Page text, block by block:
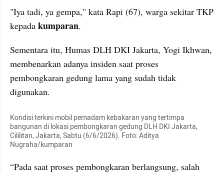
"Iya tadi, ya gempa," kata Rapi (67), warga sekitar TKP
kepada kumparan.
Sementara itu, Humas DLH DKI Jakarta, Yogi Ikhwan,
membenarkan adanya insiden saat proses
pembongkaran gedung lama yang sudah tidak
digunakan.
Kondisi terkini mobil pemadam kebakaran yang tertimpa
bangunan di lokasi pembongkaran gedung DLH DKI Jakarta,
Cililitan, Jakarta, Sabtu (6/6/2026). Foto: Aditya
Nugraha/kumparan
“Pada saat proses pembongkaran berlangsung, salah